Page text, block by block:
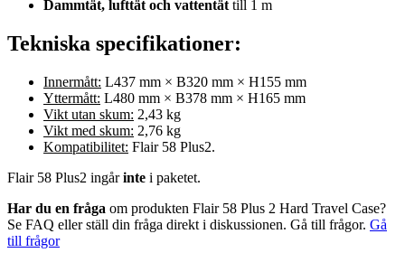
Dammtät, lufttät och vattentät till 1 m
Tekniska specifikationer:
Innermått: L437 mm × B320 mm × H155 mm
Yttermått: L480 mm × B378 mm × H165 mm
Vikt utan skum: 2,43 kg
Vikt med skum: 2,76 kg
Kompatibilitet: Flair 58 Plus2.
Flair 58 Plus2 ingårinte i paketet.
Har du en fråga om produkten Flair 58 Plus 2 Hard Travel Case?
Se FAQ eller ställ din fråga direkt i diskussionen. Gå till frågor. Gå
till frågor